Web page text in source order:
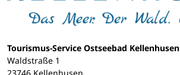
Tourismus-Service Ostseebad Kellenhusen
Waldstraße 1
23746 Kellenhusen